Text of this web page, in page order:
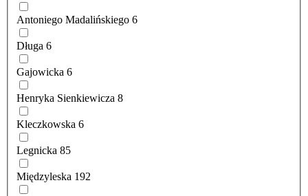
Antoniego Madalińskiego 6
Długa 6
Gajowicka 6
Henryka Sienkiewicza 8
Kleczkowska 6
Legnicka 85
Międzyleska 192